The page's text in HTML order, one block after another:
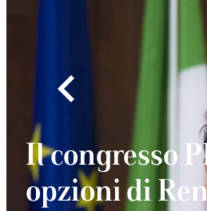
Il congresso
opzioni di